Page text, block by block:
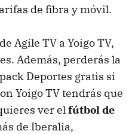
de fibra y móvil.
Agile TV a Yoigo TV,
Además, perderás la
Deportes gratis si
Yoigo TV tendrás que
ver el fútbol de
de Iberalia,